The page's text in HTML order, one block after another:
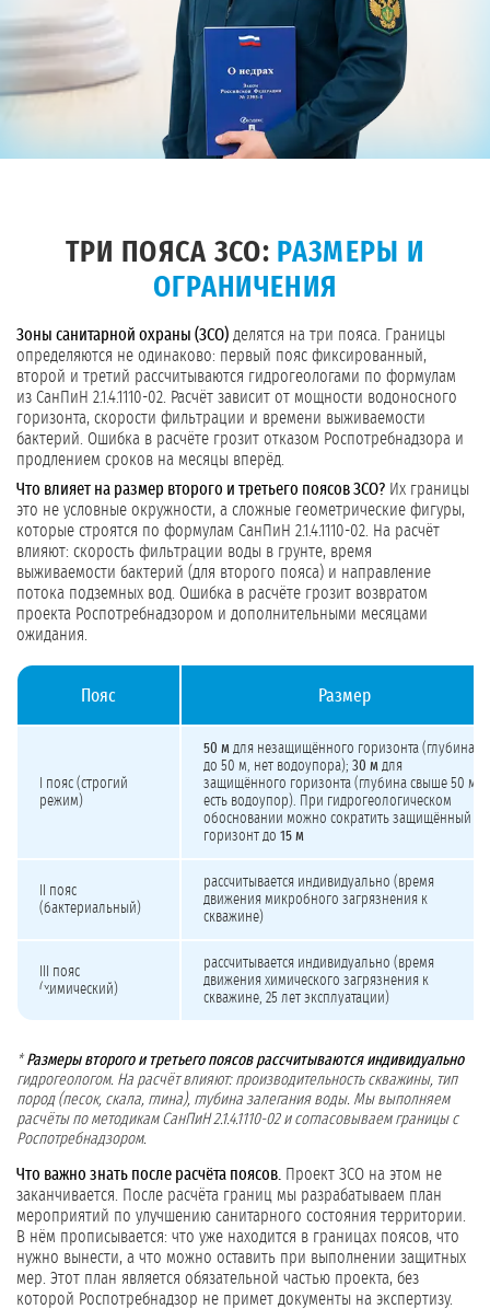
ТРИ ПОЯСА ЗСО: РАЗМЕРЫ И
ОГРАНИЧЕНИЯ
Зоны санитарной охраны (ЗСО) делятся на три пояса. Границы
определяются не одинаково: первый пояс фиксированный,
второй и третий рассчитываются гидрогеологами по формулам
из СанПиН 2.1.4.1110-02. Расчёт зависит от мощности водоносного
горизонта, скорости фильтрации и времени выживаемости
бактерий. Ошибка в расчёте грозит отказом Роспотребнадзора и
продлением сроков на месяцы вперёд.
Что влияет на размер второго и третьего поясов ЗСО? Их границы
это не условные окружности, а сложные геометрические фигуры,
которые строятся по формулам СанПиН 2.1.4.1110-02. На расчёт
влияют: скорость фильтрации воды в грунте, время
выживаемости бактерий (для второго пояса) и направление
потока подземных вод. Ошибка в расчёте грозит возвратом
проекта Роспотребнадзором и дополнительными месяцами
ожидания.
Пояс Размер
I пояс (строгий
режим)
50 м для незащищённого горизонта (глубина
до 50 м, нет водоупора); 30 м для
защищённого горизонта (глубина свыше 50 м,
есть водоупор). При гидрогеологическом
обосновании можно сократить защищённый
горизонт до 15 м
II пояс
(бактериальный)
рассчитывается индивидуально (время
движения микробного загрязнения к
скважине)
III пояс
(химический)
рассчитывается индивидуально (время
движения химического загрязнения к
скважине, 25 лет эксплуатации)
* Размеры второго и третьего поясов рассчитываются индивидуально
гидрогеологом. На расчёт влияют: производительность скважины, тип
пород (песок, скала, глина), глубина залегания воды. Мы выполняем
расчёты по методикам СанПиН 2.1.4.1110-02 и согласовываем границы с
Роспотребнадзором.
Что важно знать после расчёта поясов. Проект ЗСО на этом не
заканчивается. После расчёта границ мы разрабатываем план
мероприятий по улучшению санитарного состояния территории.
В нём прописывается: что уже находится в границах поясов, что
нужно вынести, а что можно оставить при выполнении защитных
мер. Этот план является обязательной частью проекта, без
которой Роспотребнадзор не примет документы на экспертизу.